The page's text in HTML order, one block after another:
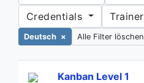
Credentials
Trainer
Deutsch × Alle Filter löschen
Kanban Level 1